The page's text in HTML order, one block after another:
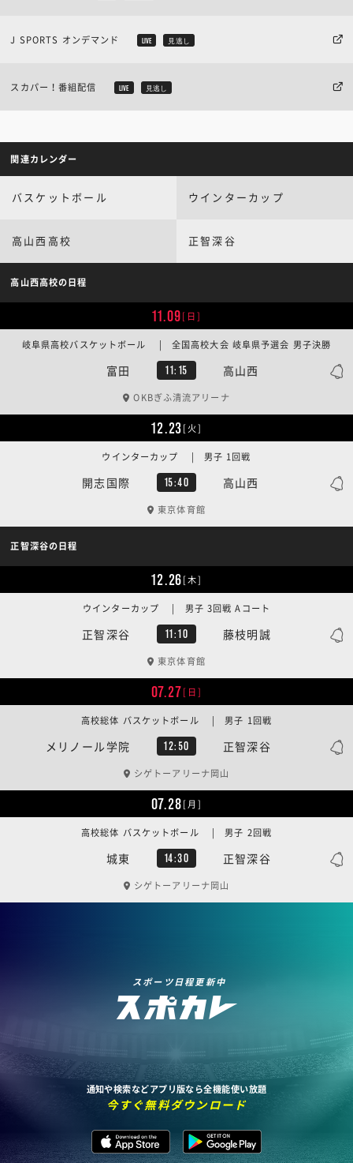
J SPORTS オンデマンド LIVE 見逃し
スカパー！番組配信 LIVE 見逃し
関連カレンダー
バスケットボール ウインターカップ
高山西高校 正智深谷
高山西高校の日程
11.09[日]
富田 11:15 高山西
岐阜県高校バスケットボール | 全国高校大会 岐阜県予選会 男子決勝
OKBぎふ清流アリーナ
12.23[火]
開志国際 15:40 高山西
ウインターカップ | 男子 1回戦
東京体育館
正智深谷の日程
12.26[木]
正智深谷 11:10 藤枝明誠
ウインターカップ | 男子 3回戦 Aコート
東京体育館
07.27[日]
メリノール学院 12:50 正智深谷
高校総体 バスケットボール | 男子 1回戦
シゲトーアリーナ岡山
07.28[月]
城東 14:30 正智深谷
高校総体 バスケットボール | 男子 2回戦
シゲトーアリーナ岡山
スポーツ日程更新中
通知や検索などアプリ版なら全機能使い放題
今すぐ無料ダウンロード